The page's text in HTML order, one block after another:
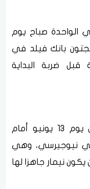
الواحدة صباح يوم
بانك فيلد في
قبل ضربة البداية
الظهور الأول للسيليساو سيكون يوم 13 يونيو أمام
نيوجيرسي، وهي
يكون نيمار جاهزا لها